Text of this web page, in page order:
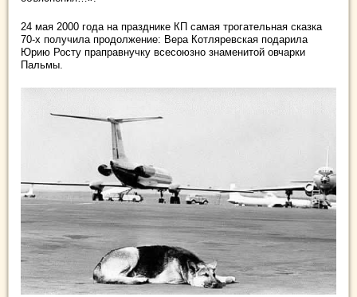
24 мая 2000 года на празднике КП самая трогательная сказка
70-х получила продолжение: Вера Котляревская подарила
Юрию Росту праправнучку всесоюзно знаменитой овчарки
Пальмы.